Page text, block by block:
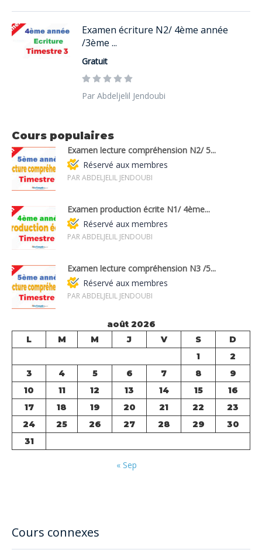
Cours connexes
Examen écriture N2/ 4ème année
/3ème ...
Gratuit
Par Abdeljelil Jendoubi
Cours populaires
Examen lecture compréhension N2/ 5...
Réservé aux membres
PAR ABDELJELIL JENDOUBI
Examen production écrite N1/ 4ème...
Réservé aux membres
PAR ABDELJELIL JENDOUBI
Examen lecture compréhension N3 /5...
Réservé aux membres
PAR ABDELJELIL JENDOUBI
août 2026
L
M M J V S
D
1
2
3
4 5 6 7 8
9
10
11 12 13 14 15
16
17
18 19 20 21 22
23
24
25 26 27 28 29
30
31
« Sep